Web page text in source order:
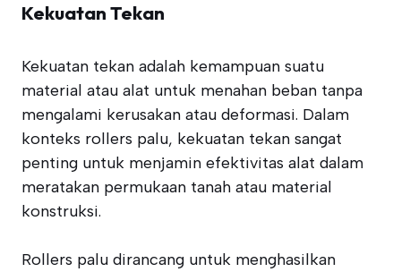
Kekuatan Tekan
Kekuatan tekan adalah kemampuan suatu
material atau alat untuk menahan beban tanpa
mengalami kerusakan atau deformasi. Dalam
konteks rollers palu, kekuatan tekan sangat
penting untuk menjamin efektivitas alat dalam
meratakan permukaan tanah atau material
konstruksi.
Rollers palu dirancang untuk menghasilkan